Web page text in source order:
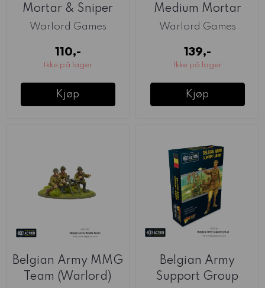
Mortar & Sniper
Teams ...
Warlord Games
110,-
Ikke på lager
Kjøp
Medium Mortar
(Warlord)
Warlord Games
139,-
Ikke på lager
Kjøp
Belgian Army MMG
Team (Warlord)
Belgian Army
Support Group